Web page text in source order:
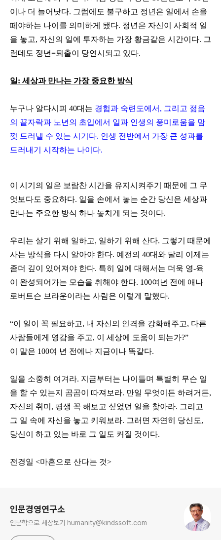
이나 더 늘어낫다. 그럼에도 불구하고 정년은 일에서 손을
떼야하는 나이를 의미하게 됐다. 정년은 자신이 사회적 일
을 놓고, 자신의 일에 투자하는 가장 황금같은 시간이다. 그
런데도 정년=퇴출이 당연시되고 있다.
일: 세상과 만나는 가장 중요한 방식
누구나 알다시피 40대는 경험과 숙련도에서, 그리고 젊음
의 끝자락과 노년의 초입에서 일과 인생의 풍미로움을 맘
껏 드러낼 수 있는 시기다. 인생 전반에서 가장 큰 성과를
드러내기 시작하는 나이다.
이 시기의 일은 보람찬 시간을 유지시켜주기 때문에 그 무
엇보다도 중요하다. 일을 손에서 놓는 순간 당신은 세상과
만나는 주요한 방식 하나 놓치게 되는 것이다.
우리는 살기 위해 일하고, 일하기 위해 산다. 그렇기 때문에
사는 방식을 다시 알아야 한다. 예전의 40대와 달리 이제는
좀더 깊이 있어져야 한다. 특히 일에 대해서는 더욱 영-육
이 완성되어가는 모습을 취해야 한다. 100여년 전에 애나
로버트슨 브라운이라는 사람은 이렇게 말했다.
“이 일이 꼭 필요하고, 내 자신의 인격을 강화해주고, 다른
사람들에게 영감을 주고, 이 세상에 도움이 되는가?”
이 말은 100여 년 전에나 지금이나 똑같다.
일을 소중히 여겨라. 지금부터는 나이들며 특별히 무슨 일
을 할 수 있는지 곰곰이 따져보라. 만일 무엇이든 하려거든,
자신의 취미, 평생 꼭 해보고 싶었던 일을 찾아라. 그리고
그 일 속에 자신을 놓고 키워보라. 그러면 자연히 당신도,
당신이 하고 있는 바로 그 일도 커질 것이다.
전경일 <마흔으로 산다는 것>
인문경영연구소
인문학으로 세상보기 humanity@kindssoft.com